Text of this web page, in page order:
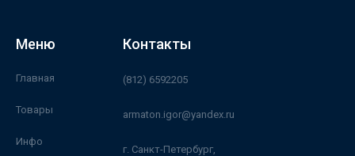
Меню
Главная
Товары
Инфо
Контакты
(812) 6592205
armaton.igor@yandex.ru
г. Санкт-Петербург,